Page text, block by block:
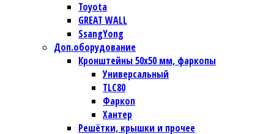
Toyota
GREAT WALL
SsangYong
Доп.оборудование
Кронштейны 50х50 мм, фаркопы
Универсальный
TLC80
Фаркоп
Хантер
Решётки, крышки и прочее